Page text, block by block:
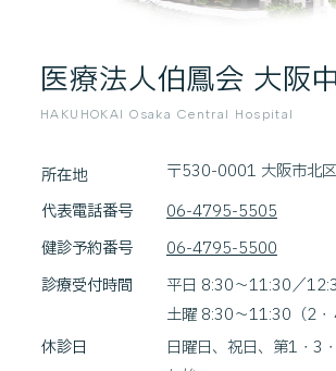
医療法人伯鳳会 大阪
HAKUHOKAI Osaka Central Hospital
所在地
〒530-0001 大阪市北
代表電話番号
06-4795-5505
健診予約番号
06-4795-5500
診療受付時間
平日 8:30～11:30／
土曜 8:30～11:30（2・
休診日
日曜日、祝日、第1・3